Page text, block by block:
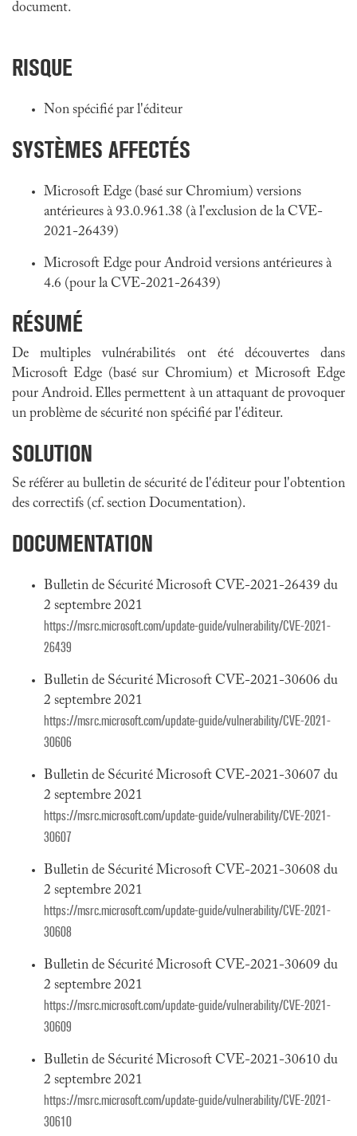
document.
RISQUE
Non spécifié par l'éditeur
SYSTÈMES AFFECTÉS
Microsoft Edge (basé sur Chromium) versions
antérieures à 93.0.961.38 (à l'exclusion de la CVE-
2021-26439)
Microsoft Edge pour Android versions antérieures à
4.6 (pour la CVE-2021-26439)
RÉSUMÉ
De multiples vulnérabilités ont été découvertes dans
Microsoft Edge (basé sur Chromium) et Microsoft Edge
pour Android. Elles permettent à un attaquant de provoquer
un problème de sécurité non spécifié par l'éditeur.
SOLUTION
Se référer au bulletin de sécurité de l'éditeur pour l'obtention
des correctifs (cf. section Documentation).
DOCUMENTATION
Bulletin de Sécurité Microsoft CVE-2021-26439 du
2 septembre 2021
https://msrc.microsoft.com/update-guide/vulnerability/CVE-2021-
26439
Bulletin de Sécurité Microsoft CVE-2021-30606 du
2 septembre 2021
https://msrc.microsoft.com/update-guide/vulnerability/CVE-2021-
30606
Bulletin de Sécurité Microsoft CVE-2021-30607 du
2 septembre 2021
https://msrc.microsoft.com/update-guide/vulnerability/CVE-2021-
30607
Bulletin de Sécurité Microsoft CVE-2021-30608 du
2 septembre 2021
https://msrc.microsoft.com/update-guide/vulnerability/CVE-2021-
30608
Bulletin de Sécurité Microsoft CVE-2021-30609 du
2 septembre 2021
https://msrc.microsoft.com/update-guide/vulnerability/CVE-2021-
30609
Bulletin de Sécurité Microsoft CVE-2021-30610 du
2 septembre 2021
https://msrc.microsoft.com/update-guide/vulnerability/CVE-2021-
30610